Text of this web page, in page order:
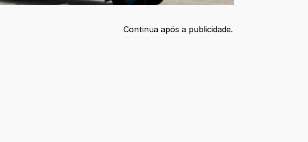
Continua após a publicidade.